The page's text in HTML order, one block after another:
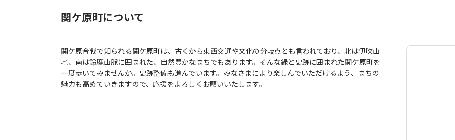
関ケ原町について
関ケ原合戦で知られる関ケ原町は、古くから東西交通や文化の分岐点とも言われており、北は伊吹山
地、南は鈴鹿山脈に囲まれた、自然豊かなまちでもあります。そんな緑と史跡に囲まれた関ケ原町を
一度歩いてみませんか。史跡整備も進んでいます。みなさまにより楽しんでいただけるよう、まちの
魅力も高めていきますので、応援をよろしくお願いいたします。